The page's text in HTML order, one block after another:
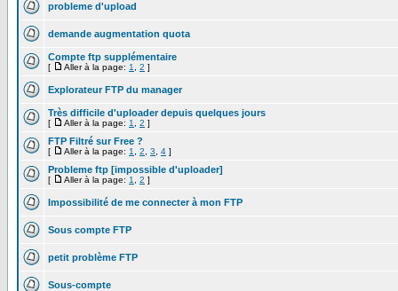
probleme d'upload
demande augmentation quota
Compte ftp supplémentaire
[ Aller à la page: 1 2 ]
Explorateur FTP du manager
Très difficile d'uploader depuis quelques jours
[ Aller à la page: 1 2 ]
FTP Filtré sur Free ?
[ Aller à la page: 1 2 3 4 ]
Probleme ftp [impossible d'uploader]
[ Aller à la page: 1 2 ]
Impossibilité de me connecter à mon FTP
Sous compte FTP
petit problème FTP
Sous-compte